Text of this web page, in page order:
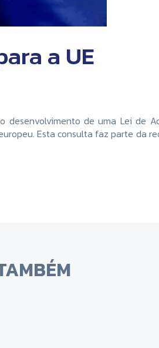
a UE
desenvolvimento de uma Lei de
Esta consulta faz parte da